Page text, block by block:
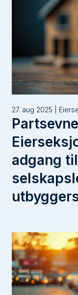
27. aug 2025 |
adgang